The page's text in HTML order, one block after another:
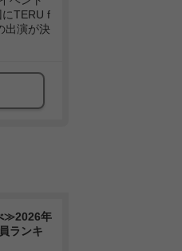
にTERU f
出演が決
≫2026年
ランキ